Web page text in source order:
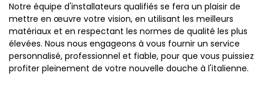
Notre équipe d'installateurs qualifiés se fera un plaisir de
mettre en œuvre votre vision, en utilisant les meilleurs
matériaux et en respectant les normes de qualité les plus
élevées. Nous nous engageons à vous fournir un service
personnalisé, professionnel et fiable, pour que vous puissiez
profiter pleinement de votre nouvelle douche à l'italienne.